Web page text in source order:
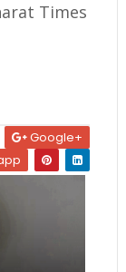
Times
Google+